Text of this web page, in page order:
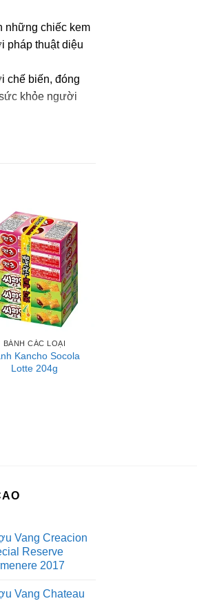
những chiếc kem
pháp thuật diệu
chế biến, đóng
khỏe người
(2%), bột sẵn
BÁNH CÁC LOẠI
Kancho Socola
Lotte 204g
Vang Creacion
Reserve
2017
Vang Chateau